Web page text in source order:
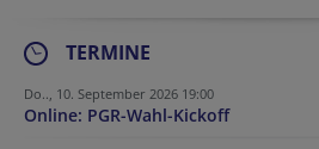
TERMINE
Do.., 10. September 2026 19:00
Online: PGR-Wahl-Kickoff